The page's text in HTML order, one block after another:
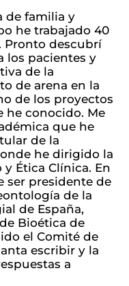
de familia y
he trabajado 40
Pronto descubrí
los pacientes y
de la
de arena en la
de los proyectos
he conocido. Me
que he
de la
he dirigido la
Ética Clínica. En
ser presidente de
de la
de España,
Bioética de
el Comité de
escribir y la
a